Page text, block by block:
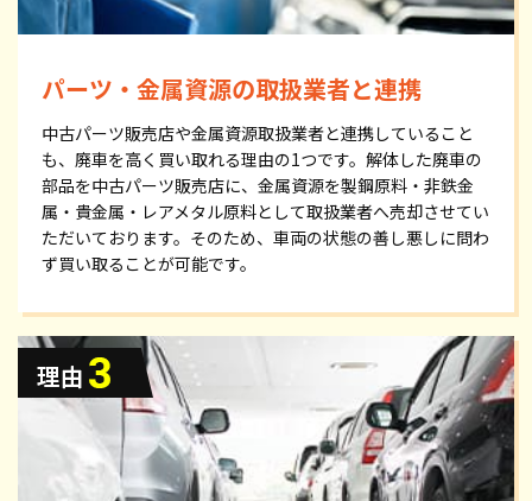
パーツ・金属資源の取扱業者と連携
中古パーツ販売店や金属資源取扱業者と連携していること
も、廃車を高く買い取れる理由の1つです。解体した廃車の
部品を中古パーツ販売店に、金属資源を製鋼原料・非鉄金
属・貴金属・レアメタル原料として取扱業者へ売却させてい
ただいております。そのため、車両の状態の善し悪しに問わ
ず買い取ることが可能です。